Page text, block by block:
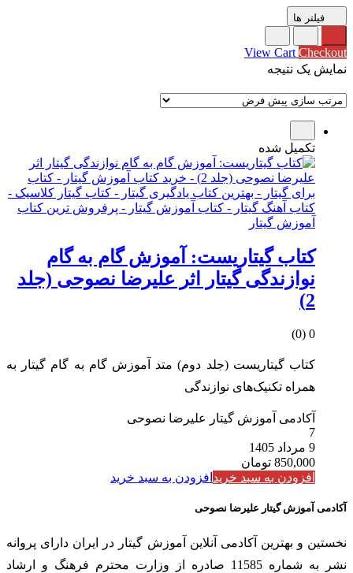
0
View Cart Checkout
فیلتر ها
نمایش یک نتیجه
تکمیل شده
کتاب گیتاریست: آموزش گام به گام
نوازندگی گیتار اثر علیرضا نصوحی (جلد
2)
0 (0)
کتاب گیتاریست (جلد دوم) متد آموزش گام به گام گیتار به
همراه تکنیک‌های نوازندگی
آکادمی آموزش گیتار علیرضا نصوحی
7
9 مرداد 1405
850,000 تومان
افزودن به سبد خرید افزودن به سبد خرید
آکادمی آموزش گیتار علیرضا نصوحی
نخستین و بهترین آکادمی آنلاین آموزش گیتار در ایران دارای پروانه
نشر به شماره 11585 صادره از وزارت محترم فرهنگ و ارشاد